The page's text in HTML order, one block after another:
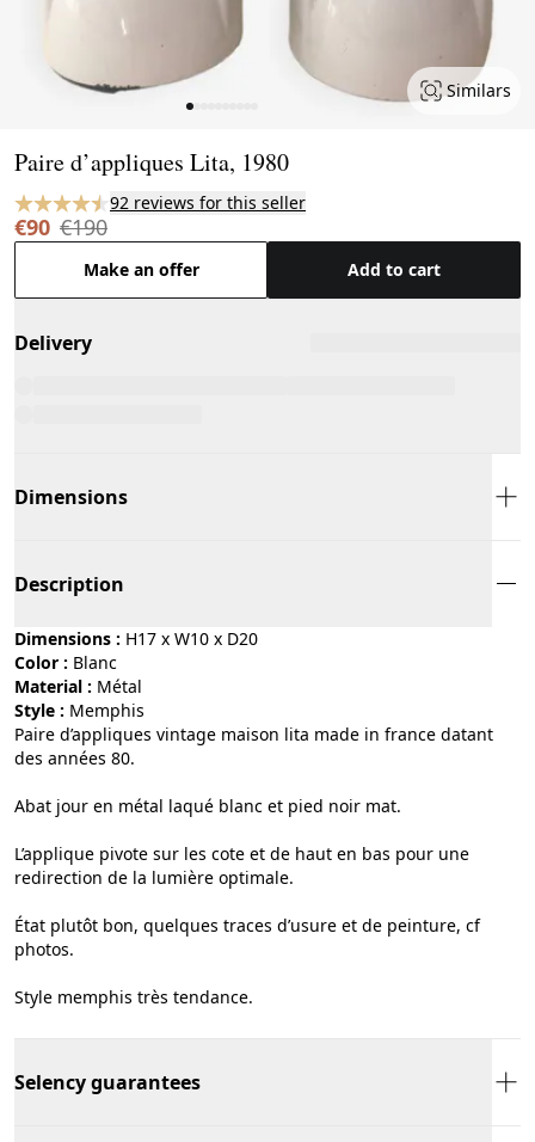
Similars
Paire d’appliques Lita, 1980
92 reviews for this seller
€90 €190
Make an offer Add to cart
Delivery
Dimensions
Description
Dimensions : H17 x W10 x D20
Color :
blanc
Material :
métal
Style :
memphis
Paire d’appliques vintage maison lita made in france datant
des années 80.
Abat jour en métal laqué blanc et pied noir mat.
L’applique pivote sur les cote et de haut en bas pour une
redirection de la lumière optimale.
État plutôt bon, quelques traces d’usure et de peinture, cf
photos.
Style memphis très tendance.
Selency guarantees